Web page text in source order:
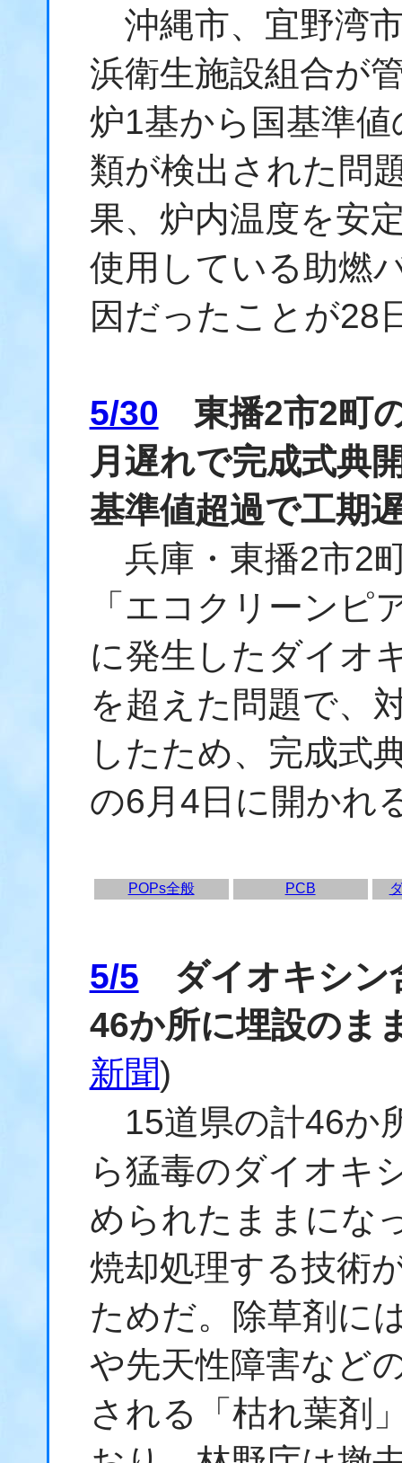
沖縄市、宜野湾
浜衛生施設組合が
炉1基から国基準
類が検出された問
果、炉内温度を安
使用している助燃
因だったことが28
5/30 東播2市2町
月遅れで完成式典
基準値超過で工期
兵庫・東播2市2
「エコクリーンピ
に発生したダイオ
を超えた問題で、
したため、完成式
の6月4日に開かれ
POPs全般 PCB
5/5 ダイオキシン
46か所に埋設のま
新聞)
15道県の計46か
ら猛毒のダイオキ
められたままにな
焼却処理する技術
ためだ。除草剤に
や先天性障害など
される「枯れ葉剤